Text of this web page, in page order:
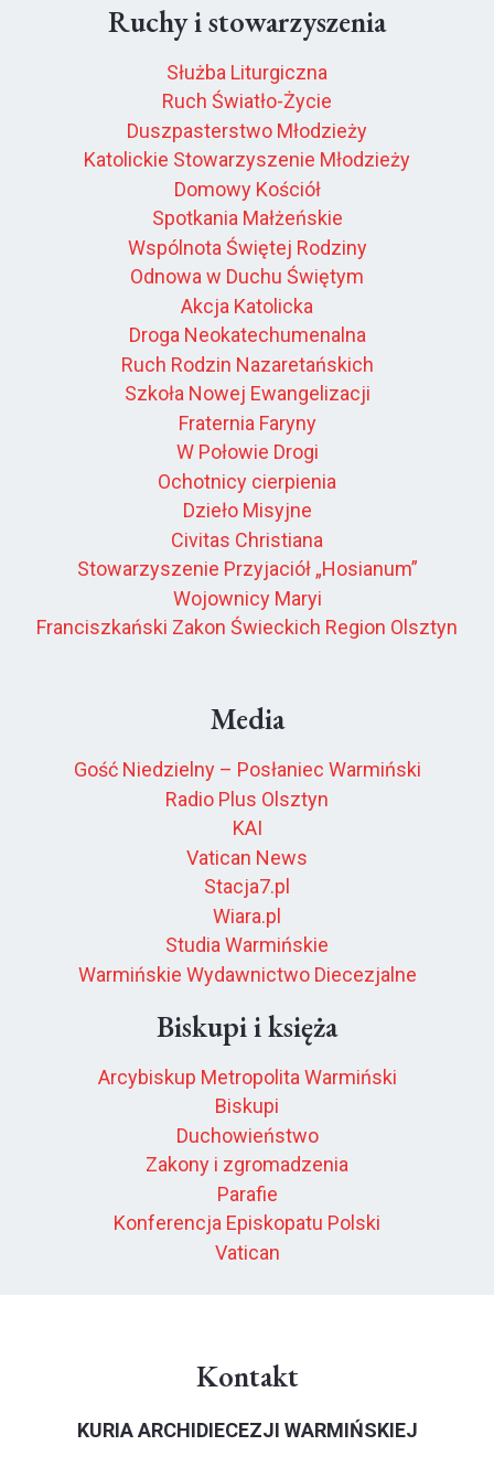
Ruchy i stowarzyszenia
Służba Liturgiczna
Ruch Światło-Życie
Duszpasterstwo Młodzieży
Katolickie Stowarzyszenie Młodzieży
Domowy Kościół
Spotkania Małżeńskie
Wspólnota Świętej Rodziny
Odnowa w Duchu Świętym
Akcja Katolicka
Droga Neokatechumenalna
Ruch Rodzin Nazaretańskich
Szkoła Nowej Ewangelizacji
Fraternia Faryny
W Połowie Drogi
Ochotnicy cierpienia
Dzieło Misyjne
Civitas Christiana
Stowarzyszenie Przyjaciół „Hosianum”
Wojownicy Maryi
Franciszkański Zakon Świeckich Region Olsztyn
Media
Gość Niedzielny – Posłaniec Warmiński
Radio Plus Olsztyn
KAI
Vatican News
Stacja7.pl
Wiara.pl
Studia Warmińskie
Warmińskie Wydawnictwo Diecezjalne
Biskupi i księża
Arcybiskup Metropolita Warmiński
Biskupi
Duchowieństwo
Zakony i zgromadzenia
Parafie
Konferencja Episkopatu Polski
Vatican
Kontakt
KURIA ARCHIDIECEZJI WARMIŃSKIEJ